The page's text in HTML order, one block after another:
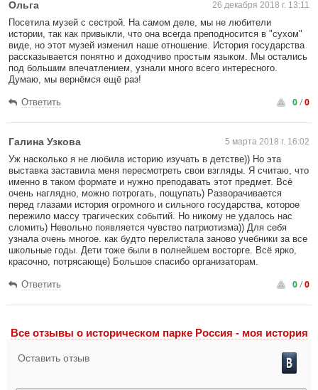
Ольга 26 декабря 2018 г. 13:11
Посетила музей с сестрой. На самом деле, мы не любители
истории, так как привыкли, что она всегда преподносится в "сухом"
виде, но этот музей изменил наше отношение. История государства
рассказывается понятно и доходчиво простым языком. Мы остались
под большим впечатлением, узнали много всего интересного.
Думаю, мы вернёмся ещё раз!
Ответить 0/0
Галина Узкова 5 марта 2018 г. 16:02
Уж насколько я не любила историю изучать в детстве)) Но эта
выставка заставила меня пересмотреть свои взгляды. Я считаю, что
именно в таком формате и нужно преподавать этот предмет. Всё
очень наглядно, можно потрогать, пощупать) Разворачивается
перед глазами история огромного и сильного государства, которое
пережило массу трагических событий. Но никому не удалось нас
сломить) Невольно появляется чувство патриотизма)) Для себя
узнала очень многое. как будто перелистала заново учебники за все
школьные годы. Дети тоже были в полнейшем восторге. Всё ярко,
красочно, потрясающе) Большое спасибо организаторам.
Ответить 0/0
Все отзывы o историческом парке Россия - моя история
Оставить отзыв